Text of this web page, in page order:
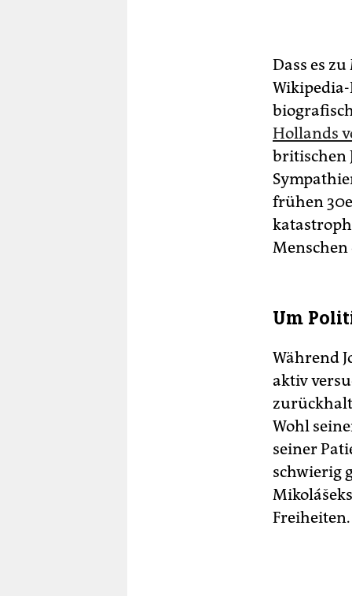
Dass es
Hollands
britischen
frühen
Menschen
Um
Während
aktiv
Wohl
seiner
schwierig
Freiheiten.